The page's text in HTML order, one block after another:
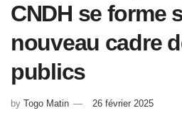
CNDH se forme
nouveau cadre
publics
by Togo Matin 26 février 2025